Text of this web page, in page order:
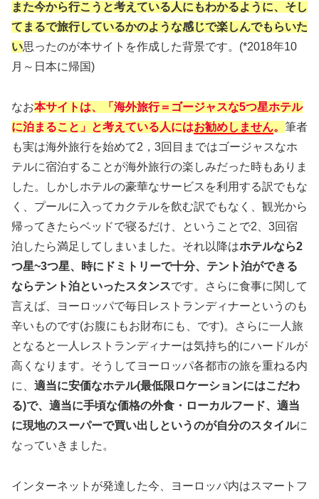
また今から行こうと考えている人にもわかるように、そし
てまるで旅行しているかのような感じで楽しんでもらいた
い思ったのが本サイトを作成した背景です。(*2018年10
月～日本に帰国)
なお本サイトは、「海外旅行＝ゴージャスな5つ星ホテル
に泊まること」と考えている人にはお勧めしません。 筆者
も実は海外旅行を始めて2，3回目まではゴージャスなホ
テルに宿泊することが海外旅行の楽しみだった時もありま
した。しかしホテルの豪華なサービスを利用する訳でもな
く、プールに入ってカクテルを飲む訳でもなく、観光から
帰ってきたらベッドで寝るだけ、ということで2、3回宿
泊したら満足してしまいました。それ以降はホテルなら2
つ星~3つ星、時にドミトリーで十分、テント泊ができる
ならテント泊といったスタンスです。さらに食事に関して
言えば、ヨーロッパで毎日レストランディナーというのも
辛いものです(お腹にもお財布にも、です)。さらに一人旅
となると一人レストランディナーは気持ち的にハードルが
高くなります。そうしてヨーロッパ各都市の旅を重ねる内
に、 適当に安価なホテル(最低限ロケーションにはこだわ
る)で、適当に手頃な価格の外食・ローカルフード、適当
に現地のスーパーで買い出しというのが自分のスタイルに
なっていきました。
インターネットが発達した今、ヨーロッパ内はスマートフ